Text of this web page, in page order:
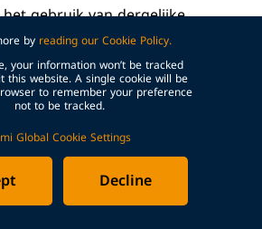
by reading our Cookie Policy.
your information won’t be tracked
this website. A single cookie will be
to remember your preference
not to be tracked.
Global Cookie Settings
Decline
gebruik van dergelijke
door Lumi en/of relevante
met de instructies
en/of enige relevante derde
brengen van enige Wetgeving
of inbreuk maken op de rechten
en vrijwaart Lumi en haar
en externe
verlies, kosten of schade die